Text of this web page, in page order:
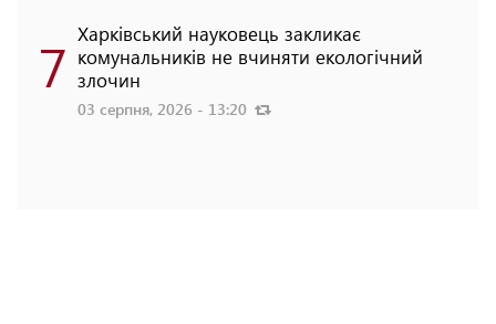
7 Харківський науковець закликає
комунальників не вчиняти екологічний
злочин
03 серпня, 2026 - 13:20